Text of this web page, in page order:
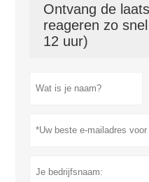
Ontvang de
reageren zo
12 uur)